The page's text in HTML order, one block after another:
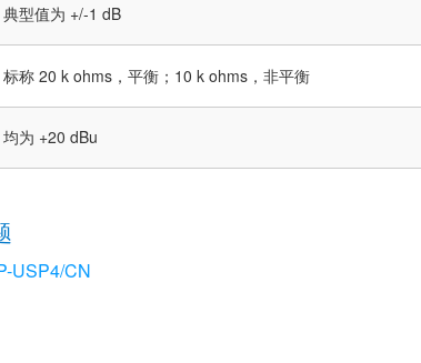
典型值为 +/-1 dB
标称 20 k ohms，平衡；10 k ohms，非平衡
均为 +20 dBu
USP4/CN